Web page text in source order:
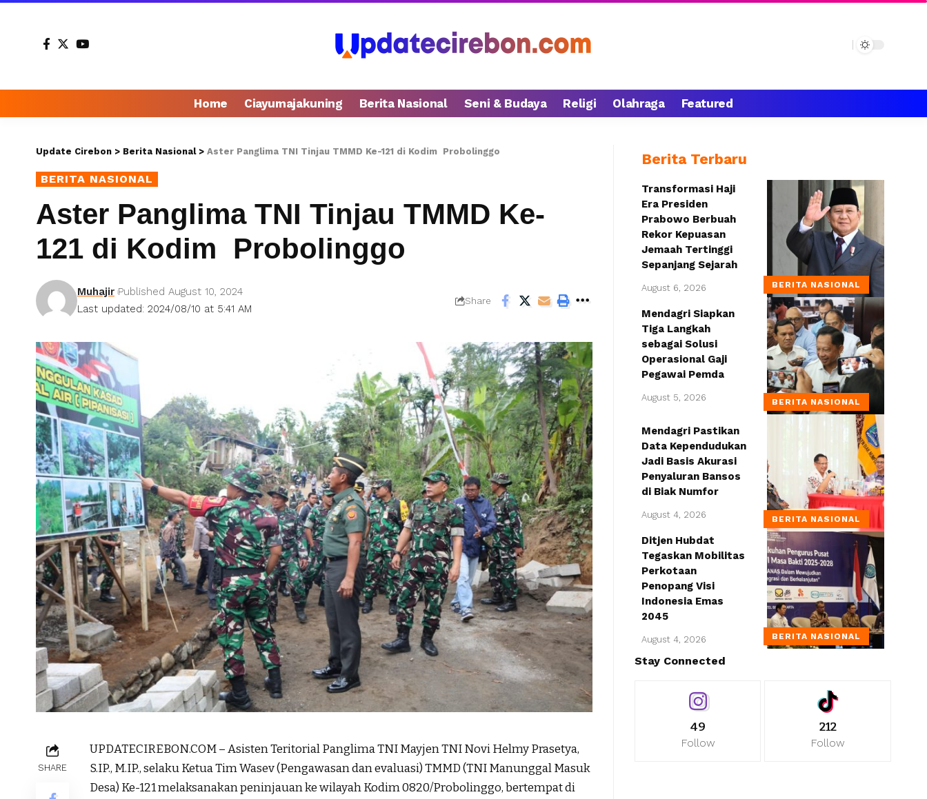
Home Ciayumajakuning Berita Nasional Seni & Budaya Religi Olahraga Featured
Update Cirebon > Berita Nasional> Aster Panglima TNI Tinjau TMMD Ke-121 di Kodim Probolinggo
BERITA NASIONAL
Aster Panglima TNI Tinjau TMMD Ke-
121 di Kodim Probolinggo
Last updated: 2024/08/10 at 5:41 AM
Muhajir Published August 10, 2024
Share
SHARE
UPDATECIREBON.COM – Asisten Teritorial Panglima TNI Mayjen TNI Novi Helmy Prasetya,
S.IP., M.IP., selaku Ketua Tim Wasev (Pengawasan dan evaluasi) TMMD (TNI Manunggal Masuk
Desa) Ke-121 melaksanakan peninjauan ke wilayah Kodim 0820/Probolinggo, bertempat di
Berita Terbaru
BERITA NASIONAL
Transformasi Haji
Era Presiden
Prabowo Berbuah
Rekor Kepuasan
Jemaah Tertinggi
Sepanjang Sejarah
August 6, 2026
BERITA NASIONAL
Mendagri Siapkan
Tiga Langkah
sebagai Solusi
Operasional Gaji
Pegawai Pemda
August 5, 2026
BERITA NASIONAL
Mendagri Pastikan
Data Kependudukan
Jadi Basis Akurasi
Penyaluran Bansos
di Biak Numfor
August 4, 2026
BERITA NASIONAL
Ditjen Hubdat
Tegaskan Mobilitas
Perkotaan
Penopang Visi
Indonesia Emas
2045
August 4, 2026
Stay Connected
49
Follow
212
Follow